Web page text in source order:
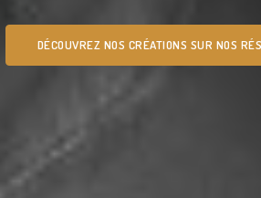
DÉCOUVREZ NOS CRÉATIONS SUR NOS